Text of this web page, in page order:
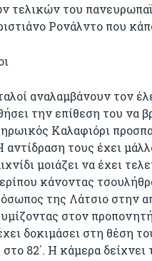
τελικών του
Ρονάλντο που
αναλαμβάνουν τον
την επίθεση του να
Καλαφιόρι
τους έχει
μοιάζει να έχει
κάνοντας
της Λάτσιο στην
στον
δοκιμάσει στη θέση
82΄. Η κάμερα